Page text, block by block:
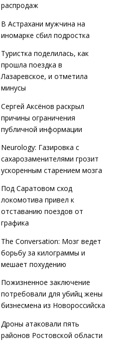
распродаж
В Астрахани мужчина на
иномарке сбил подростка
Туристка поделилась, как
прошла поездка в
Лазаревское, и отметила
минусы
Сергей Аксёнов раскрыл
причины ограничения
публичной информации
Neurology: Газировка с
сахарозаменителями грозит
ускоренным старением мозга
Под Саратовом сход
локомотива привел к
отставанию поездов от
графика
The Conversation: Мозг ведет
борьбу за килограммы и
мешает похудению
Пожизненное заключение
потребовали для убийц жены
бизнесмена из Новороссийска
Дроны атаковали пять
районов Ростовской области